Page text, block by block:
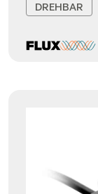
DREHBAR